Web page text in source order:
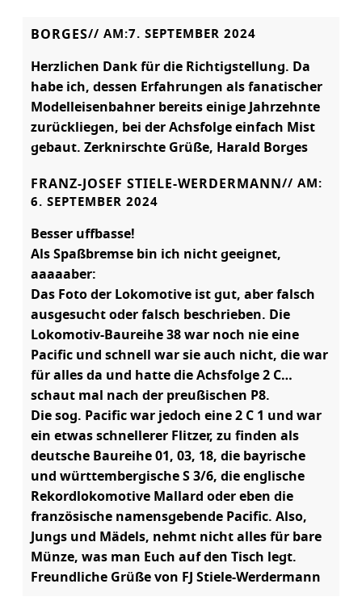
BORGES// AM:7. SEPTEMBER 2024
Herzlichen Dank für die Richtigstellung. Da
habe ich, dessen Erfahrungen als fanatischer
Modelleisenbahner bereits einige Jahrzehnte
zurückliegen, bei der Achsfolge einfach Mist
gebaut. Zerknirschte Grüße, Harald Borges
FRANZ-JOSEF STIELE-WERDERMANN // AM:
6. SEPTEMBER 2024
Besser uffbasse!
Als Spaßbremse bin ich nicht geeignet,
aaaaaber:
Das Foto der Lokomotive ist gut, aber falsch
ausgesucht oder falsch beschrieben. Die
Lokomotiv-Baureihe 38 war noch nie eine
Pacific und schnell war sie auch nicht, die war
für alles da und hatte die Achsfolge 2 C…
schaut mal nach der preußischen P8.
Die sog. Pacific war jedoch eine 2 C 1 und war
ein etwas schnellerer Flitzer, zu finden als
deutsche Baureihe 01, 03, 18, die bayrische
und württembergische S 3/6, die englische
Rekordlokomotive Mallard oder eben die
französische namensgebende Pacific. Also,
Jungs und Mädels, nehmt nicht alles für bare
Münze, was man Euch auf den Tisch legt.
Freundliche Grüße von FJ Stiele-Werdermann